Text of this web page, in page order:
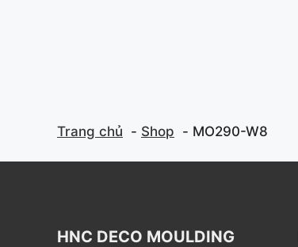
Trang chủ Shop MO290-W8
HNC DECO MOULDING